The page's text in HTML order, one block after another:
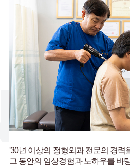
'30년 이상의 정형외과 전문의 경력
그 동안의 임상경험과 노하우를 바